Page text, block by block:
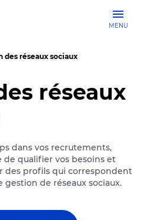
MENU
des réseaux sociaux
réseaux
dans vos recrutements,
qualifier vos besoins et
des profils qui correspondent
gestion de réseaux sociaux.